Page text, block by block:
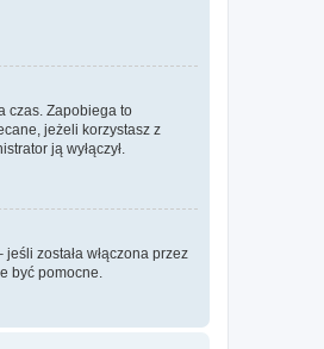
czas. Zapobiega to
jeżeli korzystasz z
ją wyłączył.
została włączona przez
być pomocne.